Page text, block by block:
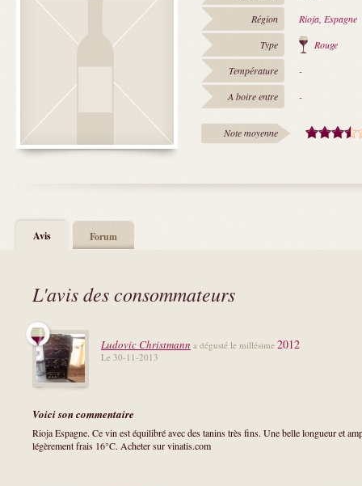
Région
Rioja, Espagne
Type
Rouge
Température
-
A boire entre
-
Note moyenne
Avis Forum
L'avis des consommateurs
Ludovic Christmann a dégusté le millésime 2012
Le 30-11-2013
Voici son commentaire
Rioja Espagne. Ce vin est équilibré avec des tanins très fins. Une belle longueur et
légèrement frais 16°C. Acheter sur vinatis.com